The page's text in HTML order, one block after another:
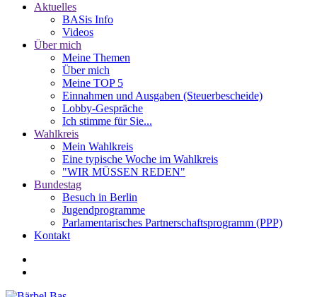
Aktuelles
BASis Info
Videos
Über mich
Meine Themen
Über mich
Meine TOP 5
Einnahmen und Ausgaben (Steuerbescheide)
Lobby-Gespräche
Ich stimme für Sie...
Wahlkreis
Mein Wahlkreis
Eine typische Woche im Wahlkreis
"WIR MÜSSEN REDEN"
Bundestag
Besuch in Berlin
Jugendprogramme
Parlamentarisches Partnerschaftsprogramm (PPP)
Kontakt